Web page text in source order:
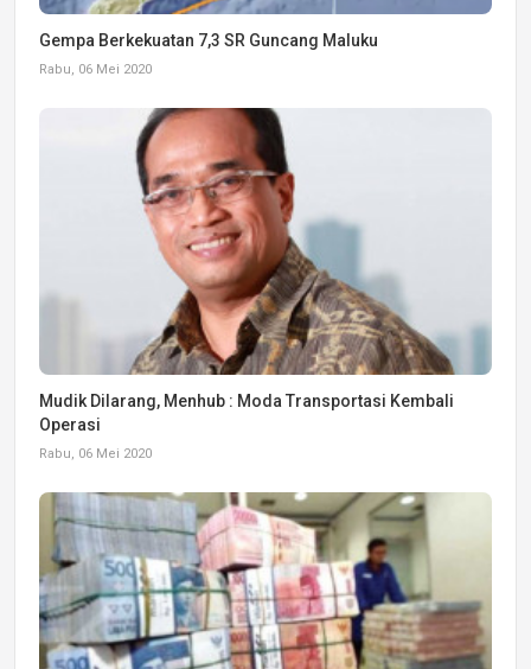
Gempa Berkekuatan 7,3 SR Guncang Maluku
Rabu, 06 Mei 2020
Mudik Dilarang, Menhub : Moda Transportasi Kembali
Operasi
Rabu, 06 Mei 2020